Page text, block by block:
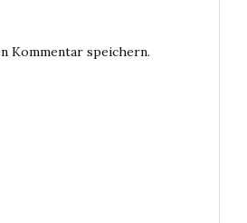
Kommentar speichern.